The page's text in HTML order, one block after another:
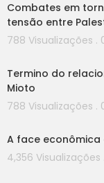
Combates em
tensão entre
788 Visualizações
Termino do
Mioto
788 Visualizações
A face econômica
4,356